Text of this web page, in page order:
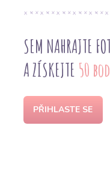
SEM NAHRAJTE
A ZÍSKEJTE 50
PŘIHLASTE SE